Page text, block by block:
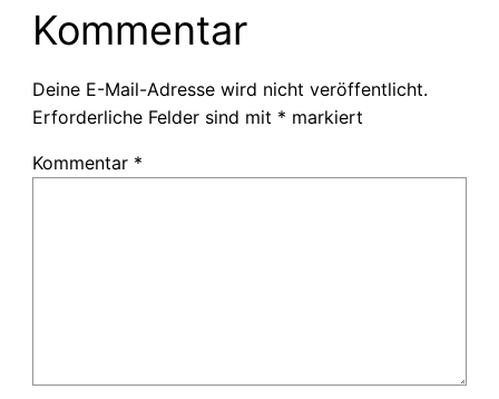
Kommentar
Deine E-Mail-Adresse wird nicht veröffentlicht.
Erforderliche Felder sind mit * markiert
Kommentar *